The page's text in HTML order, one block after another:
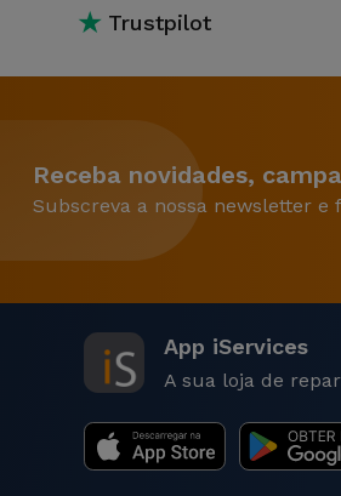
★ Trustpilot
Receba novidades,
Subscreva a nossa newsletter
App iServices
A sua loja de